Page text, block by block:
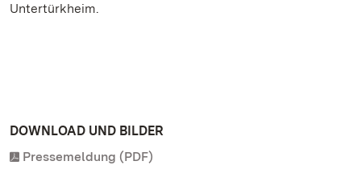
Untertürkheim.
DOWNLOAD UND BILDER
Pressemeldung (PDF)